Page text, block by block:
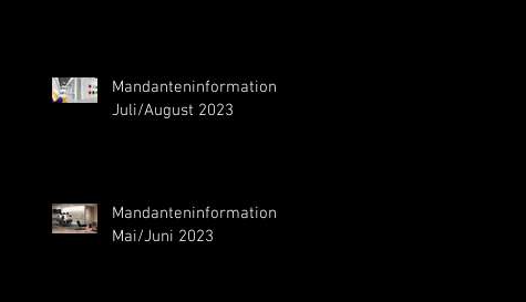
Mandanteninformation
Juli/August 2023
Mandanteninformation
Mai/Juni 2023